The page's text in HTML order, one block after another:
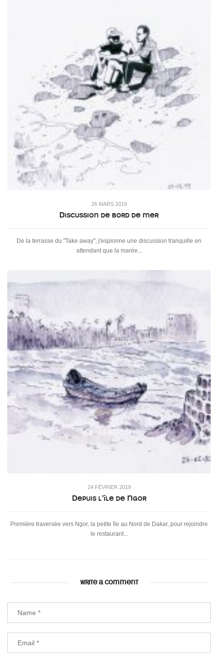
26 MARS 2019
Discussion de bord de mer
De la terrasse du "Take away", j'espionne une discussion tranquille en
attendant que la marée...
24 FÉVRIER 2019
Depuis l’île de Ngor
Première traversée vers Ngor, la petite île au Nord de Dakar, pour rejoindre
le restaurant...
WRITE A COMMENT